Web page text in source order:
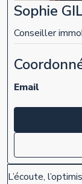
Sophie
Conseiller
Email
L’écoute,